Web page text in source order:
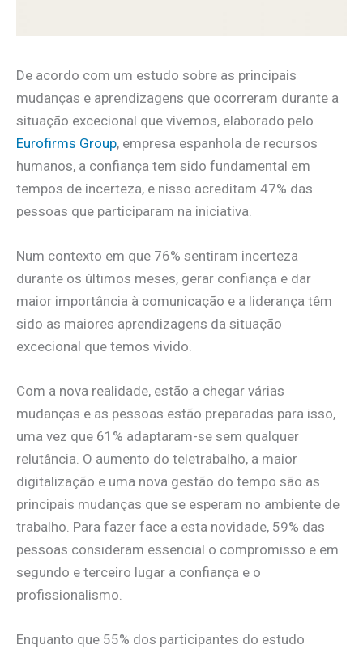
De acordo com um estudo sobre as principais
mudanças e aprendizagens que ocorreram durante a
situação excecional que vivemos, elaborado pelo
Eurofirms Group, empresa espanhola de recursos
humanos, a confiança tem sido fundamental em
tempos de incerteza, e nisso acreditam 47% das
pessoas que participaram na iniciativa.
Num contexto em que 76% sentiram incerteza
durante os últimos meses, gerar confiança e dar
maior importância à comunicação e a liderança têm
sido as maiores aprendizagens da situação
excecional que temos vivido.
Com a nova realidade, estão a chegar várias
mudanças e as pessoas estão preparadas para isso,
uma vez que 61% adaptaram-se sem qualquer
relutância. O aumento do teletrabalho, a maior
digitalização e uma nova gestão do tempo são as
principais mudanças que se esperam no ambiente de
trabalho. Para fazer face a esta novidade, 59% das
pessoas consideram essencial o compromisso e em
segundo e terceiro lugar a confiança e o
profissionalismo.
Enquanto que 55% dos participantes do estudo